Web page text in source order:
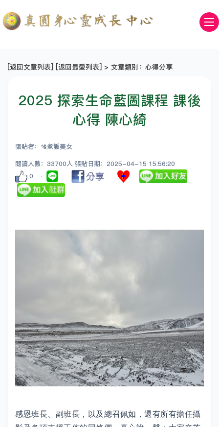
[返回文章列表] [返回最愛列表] > 文章類別：心得分享
2025 探索生命藍圖課程 課後
心得 陳心綺
張貼者：🛂煮飯美女
閱讀人數：33700人 張貼日期：2025-04-15 15:56:20
0
感恩班長、副班長，以及總召佩如，還有所有擔任攝